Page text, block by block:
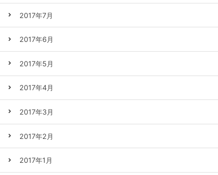
2017年7月
2017年6月
2017年5月
2017年4月
2017年3月
2017年2月
2017年1月